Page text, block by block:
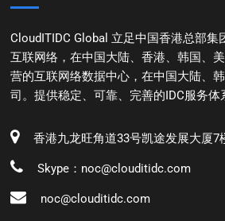
CloudITIDC Global 立足中国香港总部集
互联网络，在中国大陆、香港、韩国、
营的互联网络数据中心，在中国大陆、
司。提供稳定、可靠、完善的IDC服务体
香港九龙旺角道33号凯途发展大厦7
Skype：noc@clouditidc.com
noc@clouditidc.com